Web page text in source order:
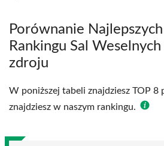
Porównanie
Rankingu Sal
zdroju
W poniższej tabeli znajdziesz TOP
znajdziesz w naszym rankingu.